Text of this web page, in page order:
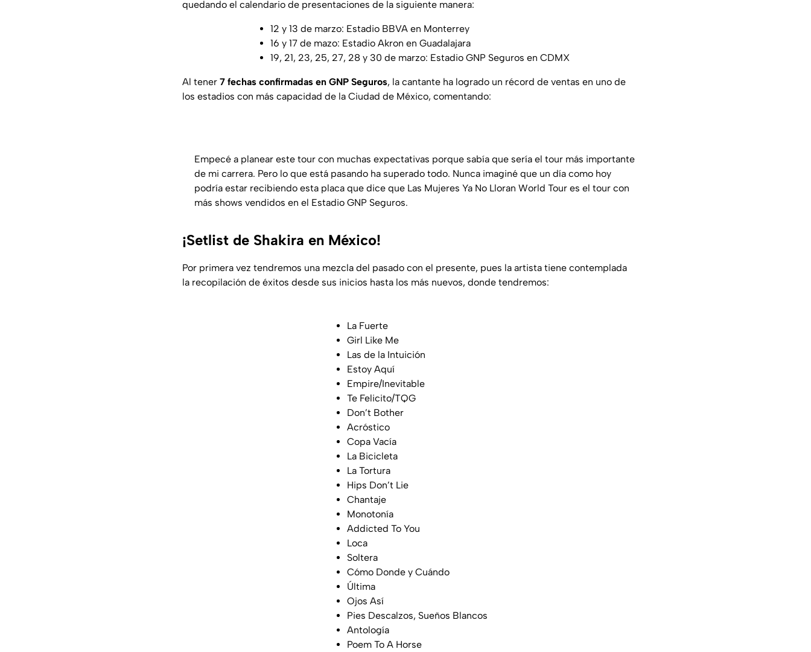
quedando el calendario de presentaciones de la siguiente manera:
12 y 13 de marzo: Estadio BBVA en Monterrey
16 y 17 de mazo: Estadio Akron en Guadalajara
19, 21, 23, 25, 27, 28 y 30 de marzo: Estadio GNP Seguros en CDMX
Al tener 7 fechas confirmadas en GNP Seguros, la cantante ha logrado un récord de ventas en uno de
los estadios con más capacidad de la Ciudad de México, comentando:
Empecé a planear este tour con muchas expectativas porque sabía que sería el tour más importante
de mi carrera. Pero lo que está pasando ha superado todo. Nunca imaginé que un día como hoy
podría estar recibiendo esta placa que dice que Las Mujeres Ya No Lloran World Tour es el tour con
más shows vendidos en el Estadio GNP Seguros.
¡Setlist de Shakira en México!
Por primera vez tendremos una mezcla del pasado con el presente, pues la artista tiene contemplada
la recopilación de éxitos desde sus inicios hasta los más nuevos, donde tendremos:
La Fuerte
Girl Like Me
Las de la Intuición
Estoy Aquí
Empire/Inevitable
Te Felicito/TQG
Don’t Bother
Acróstico
Copa Vacía
La Bicicleta
La Tortura
Hips Don’t Lie
Chantaje
Monotonía
Addicted To You
Loca
Soltera
Cómo Donde y Cuándo
Última
Ojos Así
Pies Descalzos, Sueños Blancos
Antología
Poem To A Horse